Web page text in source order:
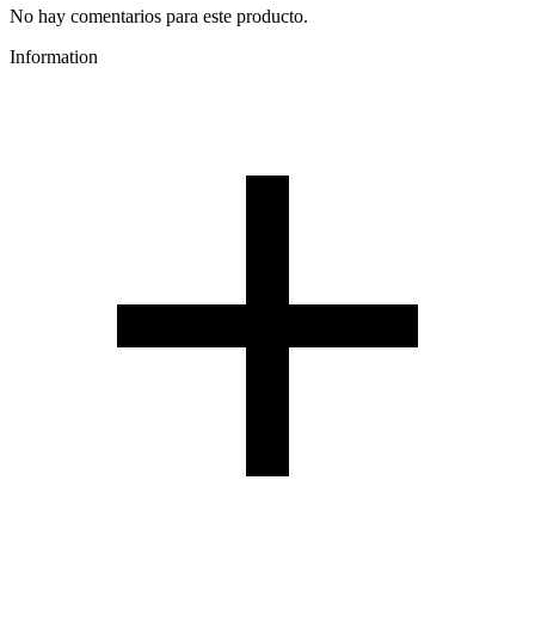
No hay comentarios para este producto.
Information